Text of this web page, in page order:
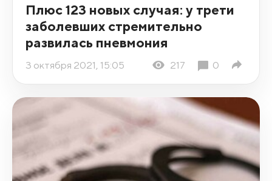
Плюс 123 новых случая: у трети
заболевших стремительно
развилась пневмония
3 октября 2021, 15:05 217 0